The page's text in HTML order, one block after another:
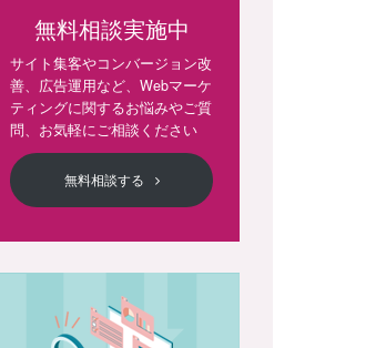
無料相談実施中
サイト集客やコンバージョン改
善、広告運用など、Webマーケ
ティングに関するお悩みやご質
問、お気軽にご相談ください
無料相談する